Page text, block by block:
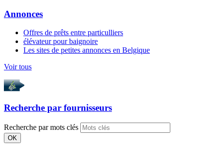
Annonces
Offres de prêts entre particulliers
élévateur pour baignoire
Les sites de petites annonces en Belgique
Voir tous
Recherche par fournisseurs
Recherche par mots clés
OK